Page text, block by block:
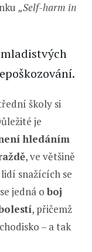
„Self-harm in
školy si
je
hledáním
, ve většině
snažících se
jedná o boj
, přičemž
– a tak